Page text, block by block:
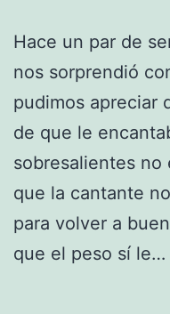
Hace un par de
nos sorprendió
pudimos apreciar
de que le
sobresalientes no
que la cantante
para volver a
que el peso sí le…